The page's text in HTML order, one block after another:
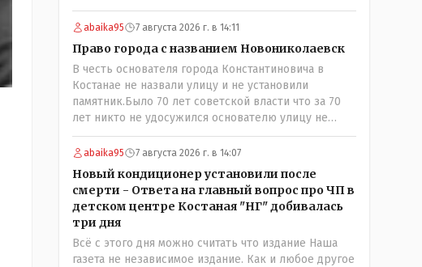
описываемой истории. И редакция отреагировала
бы дополнительным исследованием на такие
редакция не будет. Но мы будем публиковать
полную и объективную информацию. А потом
продолжать тему. если выяснятся новые
обстоятельства.
abaika95 7 августа 2026 г. в 14:11
Право города с названием Новониколаевск
В честь основателя города Константиновича в
Костанае не назвали улицу и не установили
памятник.Было 70 лет советской власти что за 70
лет никто не удосужился основателю улицу не
назвать? Не комильфо было генерал-губернаторам
улицы дарить? При СССР что то знали о нем такое
нехорошее? Ну и сейчас значит не надо. Обойдёмся
как-нибудь vofkakst: Где ономасты, которые топят
за возвращение исторических названийТак
вернули же историческое Кустанай коренное
название городишка
abaika95 7 августа 2026 г. в 14:07
Новый кондиционер установили после
смерти - Ответа на главный вопрос про ЧП в
детском центре Костаная "НГ" добивалась
три дня
Всё с этого дня можно считать что издание Наша
газета не независимое издание. Как и любое другое